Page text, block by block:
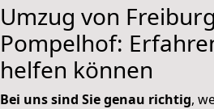
Umzug von
Pompelhof:
helfen können
Bei uns sind Sie genau richtig,